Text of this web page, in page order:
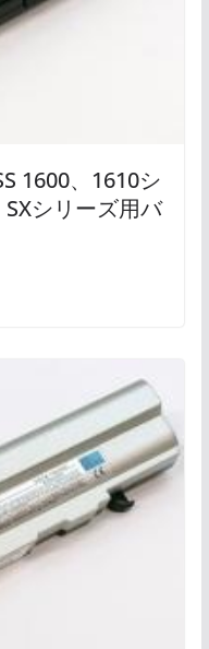
1600、1610シ
シリーズ用バ